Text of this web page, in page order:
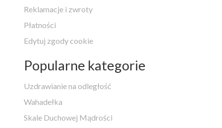
Reklamacje i zwroty
Płatności
Edytuj zgody cookie
Popularne kategorie
Uzdrawianie na odległość
Wahadełka
Skale Duchowej Mądrości